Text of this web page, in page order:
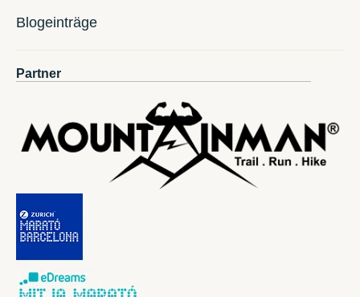
Blogeinträge
Partner